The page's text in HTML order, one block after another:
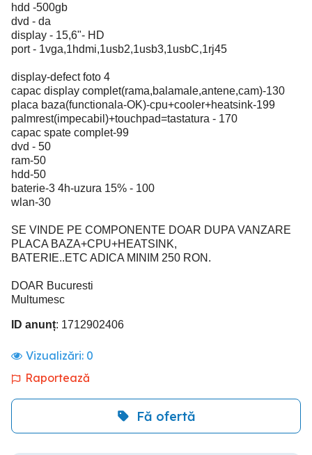
hdd -500gb
dvd - da
display - 15,6"- HD
port - 1vga,1hdmi,1usb2,1usb3,1usbC,1rj45
display-defect foto 4
capac display complet(rama,balamale,antene,cam)-130
placa baza(functionala-OK)-cpu+cooler+heatsink-199
palmrest(impecabil)+touchpad=tastatura - 170
capac spate complet-99
dvd - 50
ram-50
hdd-50
baterie-3 4h-uzura 15% - 100
wlan-30
SE VINDE PE COMPONENTE DOAR DUPA VANZARE
PLACA BAZA+CPU+HEATSINK,
BATERIE..ETC ADICA MINIM 250 RON.
DOAR Bucuresti
Multumesc
ID anunț: 1712902406
Vizualizări: 0
Raportează
Fă ofertă